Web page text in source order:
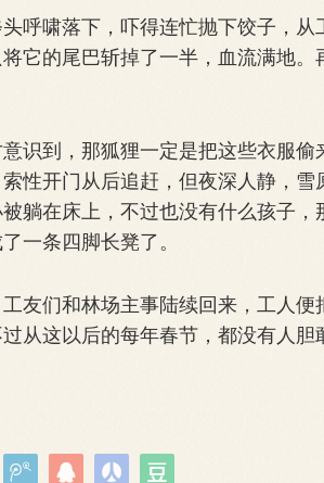
啸落下，吓得连忙抛下饺子，从
它的尾巴斩掉了一半，血流满地
到，那狐狸一定是把这些衣服偷
性开门从后追赶，但夜深人静，
躺在床上，不过也没有什么孩子
一条四脚长凳了‍。
们和林场主事陆续回来，工人便
从这以后的每年春节，都没有人胆
   